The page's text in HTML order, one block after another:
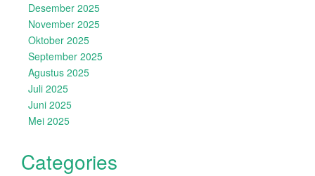
Desember 2025
November 2025
Oktober 2025
September 2025
Agustus 2025
Juli 2025
Juni 2025
Mei 2025
Categories